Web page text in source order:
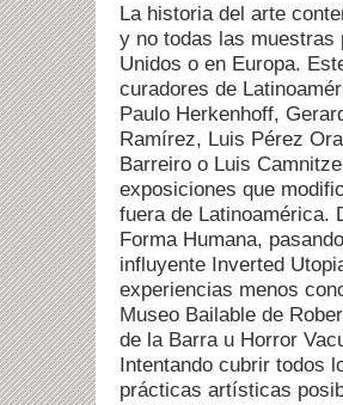
La historia del arte
y no todas las muestras
Unidos o en Europa.
curadores de
Paulo Herkenhoff,
Ramírez, Luis Pérez
Barreiro o Luis
exposiciones que
fuera de Latinoamérica.
Forma Humana,
influyente Inverted
experiencias menos
Museo Bailable de
de la Barra u Horror
Intentando cubrir todos
prácticas artísticas